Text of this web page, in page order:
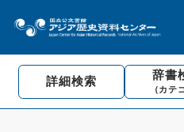
詳細検索 辞書
（カテ